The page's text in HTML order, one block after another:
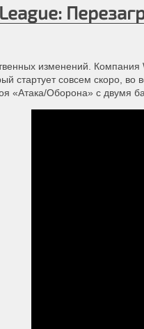
изменений.
стартует совсем скоро,
«Атака/Оборона» с двумя